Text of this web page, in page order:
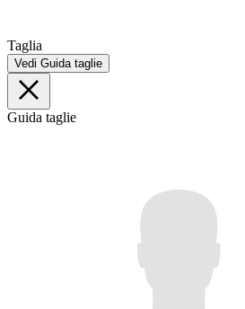
Taglia
Vedi Guida taglie
Guida taglie